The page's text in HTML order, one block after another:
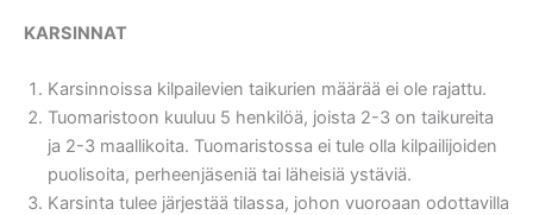
KARSINNAT
Karsinnoissa kilpailevien taikurien määrää ei ole rajattu.
Tuomaristoon kuuluu 5 henkilöä, joista 2-3 on taikureita
ja 2-3 maallikoita. Tuomaristossa ei tule olla kilpailijoiden
puolisoita, perheenjäseniä tai läheisiä ystäviä.
Karsinta tulee järjestää tilassa, johon vuoroaan odottavilla